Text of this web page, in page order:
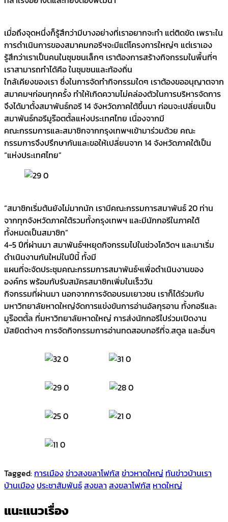
เมื่อถึงจุดหนึ่งก็รู้สึกว่ามีบางอย่างที่เราอยากจะทำ แต่ติดขัด เพราะใน
การดำเนินการของสมาคมกอรีฯจะมีแต่โครงการใหญ่ๆ แต่เราเอง
รู้สึกว่าเราเป็นคนในชุมชนเล็กๆ เราต้องการสร้างกิจกรรมในพื้นที่ๆ
เราสามารถทำได้คือ ในชุมชนและท้องถิ่น
ใกล้เคียงของเรา ซึ่งในการจัดทำกิจกรรมใดๆ เราต้องขออนุญาตจาก
สมาคมฯก่อนทุกครั้ง ทำให้เกิดความไม่คล่องตัวในการบริหารจัดการ
จึงได้มาตั้งสมาพันธ์กอรี 14 จังหวัดภาคใต้ขึ้นมา ก่อนจะเปลี่ยนเป็น
สมาพันธ์กอรีมูร๊อตตั้ลแห่งประเทศไทย เนื่องจากมี
คณะกรรมการและสมาชิกจากกรุงเทพฯเข้ามาร่วมด้วย คณะ
กรรมการจึงปรึกษากันและขอให้เปลี่ยนจาก 14 จังหวัดภาคใต้เป็น
“แห่งประเทศไทย”
“สมาชิกเริ่มต้นยังไม่มากนัก เรามีคณะกรรมการสมาพันธ์ 20 ท่าน
จากทุกจังหวัดภาคใต้รวมทั้งกรุงเทพฯ และมีนักกอรีในภาคใต้
ทั้งหมดเป็นสมาชิก”
4-5 ปีที่ผ่านมา สมาพันธ์ฯหยุดกิจกรรมไปในช่วงโควิดฯ และมาเริ่ม
ดำเนินงานกันใหม่ในปีนี้ ทั้งมี
แผนที่จะจัดประชุมคณะกรรมการสมาพันธ์ฯเพื่อดำเนินงานของ
องค์กร พร้อมกับรับสมัครสมาชิกเพิ่มในเร็ววัน
กิจกรรมที่ผ่านมา นอกจากการจัดอบรมเยาวชน เราก็ได้ร่วมกับ
มหาวิทยาลัยหาดใหญ่จัดการแข่งขันการอ่านอัลกุรอาน ทั้งกอรีและ
มูร๊อตตั้ล ที่มหาวิทยาลัยหาดใหญ่ การส่งนักกอรีไปร่วมเปิดงาน
มัสยิดต่างๆ การจัดกิจกรรมการอ่านทดสอบกอรีที่จ.สตูล และอื่นๆ
Tagged:การเมืองข่าวสงขลาโฟกัสข่าวหาดใหญ่ ทันข่าวบ้านเรา
บ้านเมือง ประชาสัมพันธ์สงขลา สงขลาโฟกัส หาดใหญ่
แนะแนวเรื่อง